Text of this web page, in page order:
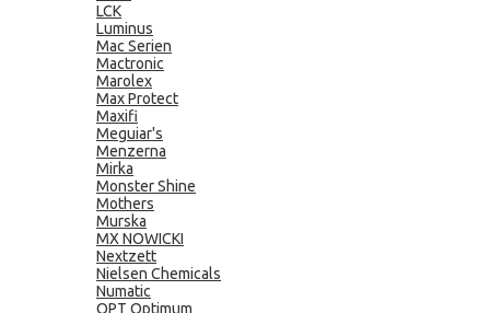
LCK
Luminus
Mac Serien
Mactronic
Marolex
Max Protect
Maxifi
Meguiar's
Menzerna
Mirka
Monster Shine
Mothers
Murska
MX NOWICKI
Nextzett
Nielsen Chemicals
Numatic
OPT Optimum